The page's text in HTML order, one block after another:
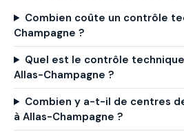
Combien coûte un contrôle
Champagne ?
Quel est le contrôle
Allas-Champagne ?
Combien y a-t-il de centres
à Allas-Champagne ?